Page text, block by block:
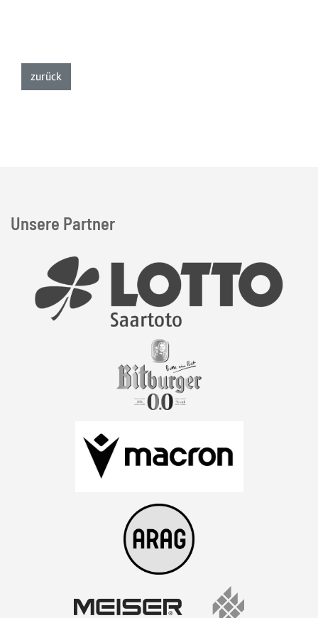
zurückzur Listenansicht
Unsere Partner